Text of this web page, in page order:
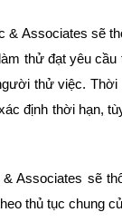
& Associates sẽ
thử đạt yêu
thử việc. Thời
định thời hạn,
Associates sẽ
thủ tục chung